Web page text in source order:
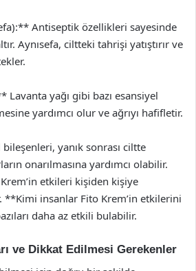
Antiseptik özellikleri sayesinde
Aynısefa, ciltteki tahrişi yatıştırır ve
Lavanta yağı gibi bazı esansiyel
yardımcı olur ve ağrıyı hafifletir.
yanık sonrası ciltte
onarılmasına yardımcı olabilir.
etkileri kişiden kişiye
insanlar Fito Krem’in etkilerini
daha az etkili bulabilir.
ve Dikkat Edilmesi Gerekenler